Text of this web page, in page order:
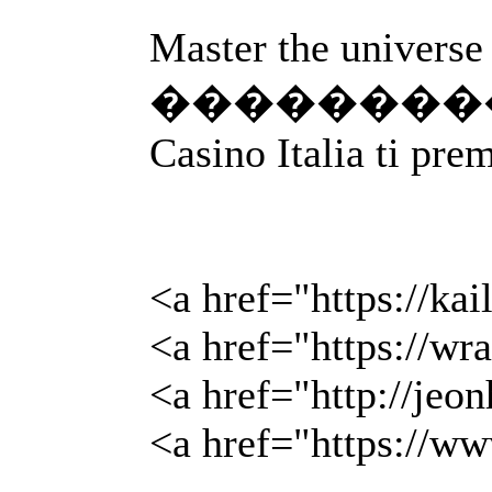
Master the
������������
Casino Italia ti
<a href="https://
<a href="https://
<a href="http://
<a href="https://